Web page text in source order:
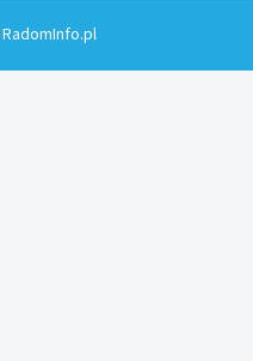
RadomInfo.pl